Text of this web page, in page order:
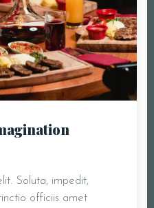
Soluta, impedit,
officiis amet